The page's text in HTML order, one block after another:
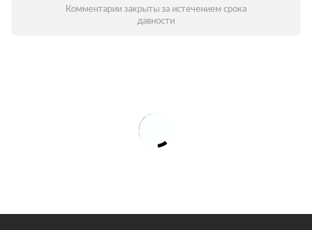
Комментарии закрыты за истечением срока
давности